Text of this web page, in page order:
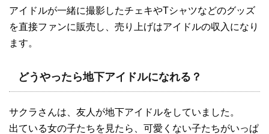
アイドルが一緒に撮影したチェキやTシャツなどのグッズ
を直接ファンに販売し、売り上げはアイドルの収入になり
ます。
どうやったら地下アイドルになれる？
サクラさんは、友人が地下アイドルをしていました。
出ている女の子たちを見たら、可愛くない子たちがいっぱ